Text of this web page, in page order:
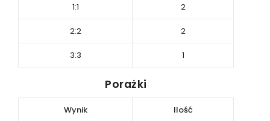
1:1 2
2:2 2
3:3 1
Porażki
Wynik Ilość